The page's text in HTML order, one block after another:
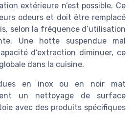
extérieure n’est possible. Ce
odeurs et doit être remplacé
selon la fréquence d’utilisation
Une hotte suspendue mal
d’extraction diminuer, ce
dans la cuisine.
en inox ou en noir mat
un nettoyage de surface
avec des produits spécifiques